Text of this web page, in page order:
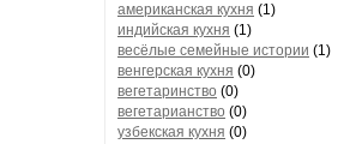
американская кухня (1)
индийская кухня (1)
весёлые семейные истории (1)
венгерская кухня (0)
вегетаринство (0)
вегетарианство (0)
узбекская кухня (0)